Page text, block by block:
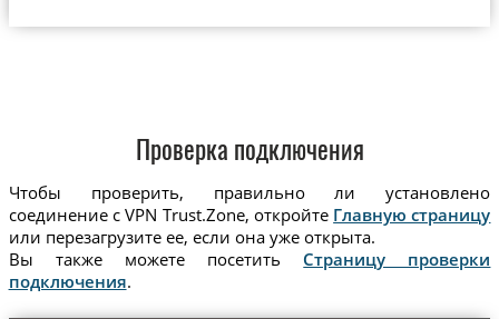
Проверка подключения
Чтобы проверить, правильно ли установлено
соединение с VPN Trust.Zone, откройте Главную страницу
или перезагрузите ее, если она уже открыта.
Вы также можете посетить Страницу проверки
подключения.